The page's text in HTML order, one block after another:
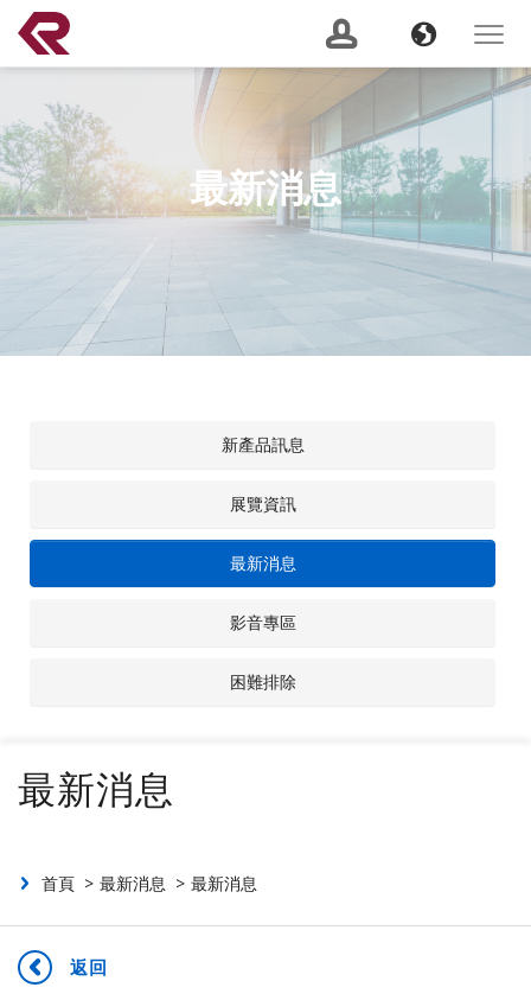
南俊國際股份有限公司 。 REPON SLIDES
Navigation
Toggle
最新消息
產品資訊
CSR
聯絡我們
投資人專區
Language
建議關鍵字： Soft Close Server Slide 200 lbs Push to Open
Heavy
Duty
Lock Out 2 Way
Banner
最新消息
新產品訊息
展覽資訊
最新消息
影音專區
困難排除
最新消息
首頁 最新消息 最新消息
返回